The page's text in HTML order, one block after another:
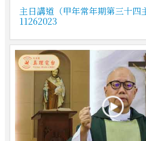
主日講道（甲年常年期第三十四
11262023